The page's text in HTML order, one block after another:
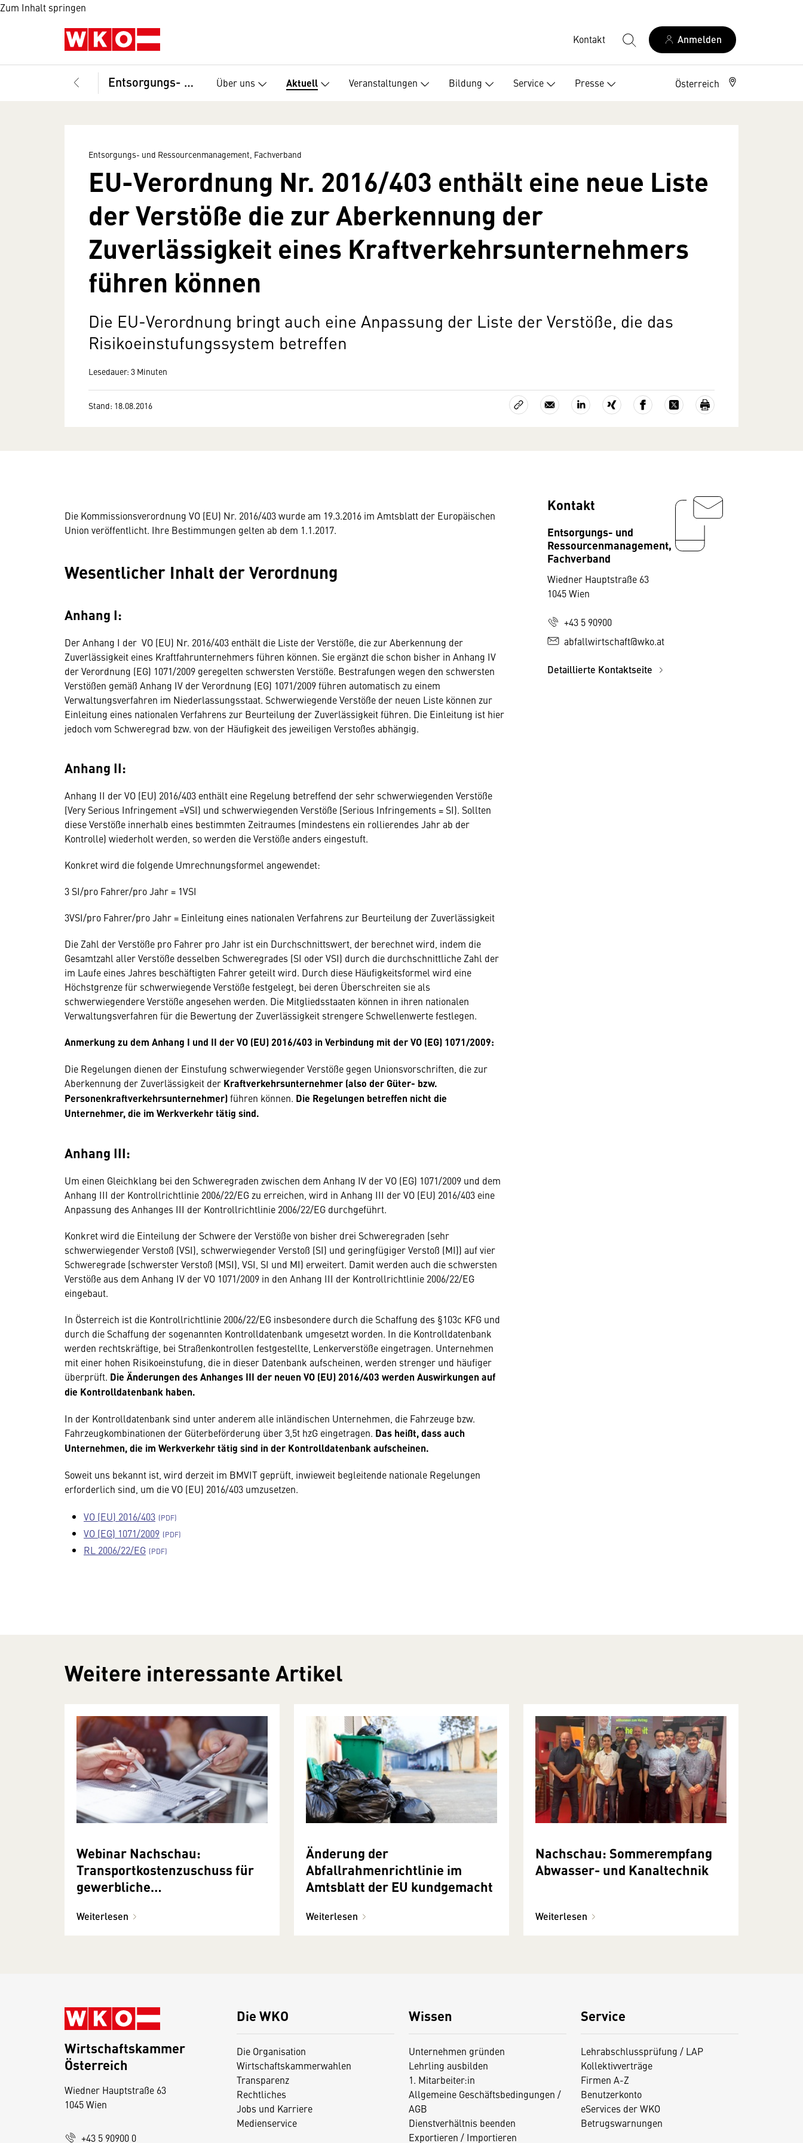
Zum Inhalt springen
Kontakt Anmelden
Entsorgungs- und Ressourcenmanagement, Fachverband Über uns Aktuell Veranstaltungen Bildung Service Presse Österreich
Entsorgungs- und Ressourcenmanagement, Fachverband
EU-Verordnung Nr. 2016/403 enthält eine neue Liste
der Verstöße die zur Aberkennung der
Zuverlässigkeit eines Kraftverkehrsunternehmers
führen können
Die EU-Verordnung bringt auch eine Anpassung der Liste der Verstöße, die das
Risikoeinstufungssystem betreffen
Lesedauer: 3 Minuten
Stand: 18.08.2016
Die Kommissionsverordnung VO (EU) Nr. 2016/403 wurde am 19.3.2016 im Amtsblatt der Europäischen
Union veröffentlicht. Ihre Bestimmungen gelten ab dem 1.1.2017.
Wesentlicher Inhalt der Verordnung
Anhang I:
Der Anhang I der VO (EU) Nr. 2016/403 enthält die Liste der Verstöße, die zur Aberkennung der
Zuverlässigkeit eines Kraftfahrunternehmers führen können. Sie ergänzt die schon bisher in Anhang IV
der Verordnung (EG) 1071/2009 geregelten schwersten Verstöße. Bestrafungen wegen den schwersten
Verstößen gemäß Anhang IV der Verordnung (EG) 1071/2009 führen automatisch zu einem
Verwaltungsverfahren im Niederlassungsstaat. Schwerwiegende Verstöße der neuen Liste können zur
Einleitung eines nationalen Verfahrens zur Beurteilung der Zuverlässigkeit führen. Die Einleitung ist hier
jedoch vom Schweregrad bzw. von der Häufigkeit des jeweiligen Verstoßes abhängig.
Anhang II:
Anhang II der VO (EU) 2016/403 enthält eine Regelung betreffend der sehr schwerwiegenden Verstöße
(Very Serious Infringement =VSI) und schwerwiegenden Verstöße (Serious Infringements = SI). Sollten
diese Verstöße innerhalb eines bestimmten Zeitraumes (mindestens ein rollierendes Jahr ab der
Kontrolle) wiederholt werden, so werden die Verstöße anders eingestuft.
Konkret wird die folgende Umrechnungsformel angewendet:
3 SI/pro Fahrer/pro Jahr = 1VSI
3VSI/pro Fahrer/pro Jahr = Einleitung eines nationalen Verfahrens zur Beurteilung der Zuverlässigkeit
Die Zahl der Verstöße pro Fahrer pro Jahr ist ein Durchschnittswert, der berechnet wird, indem die
Gesamtzahl aller Verstöße desselben Schweregrades (SI oder VSI) durch die durchschnittliche Zahl der
im Laufe eines Jahres beschäftigten Fahrer geteilt wird. Durch diese Häufigkeitsformel wird eine
Höchstgrenze für schwerwiegende Verstöße festgelegt, bei deren Überschreiten sie als
schwerwiegendere Verstöße angesehen werden. Die Mitgliedsstaaten können in ihren nationalen
Verwaltungsverfahren für die Bewertung der Zuverlässigkeit strengere Schwellenwerte festlegen.
Anmerkung zu dem Anhang I und II der VO (EU) 2016/403 in Verbindung mit der VO (EG) 1071/2009:
Die Regelungen dienen der Einstufung schwerwiegender Verstöße gegen Unionsvorschriften, die zur
Aberkennung der Zuverlässigkeit der Kraftverkehrsunternehmer (also der Güter- bzw.
Personenkraftverkehrsunternehmer)führen können. Die Regelungen betreffen nicht die
Unternehmer, die im Werkverkehr tätig sind.
Anhang III:
Um einen Gleichklang bei den Schweregraden zwischen dem Anhang IV der VO (EG) 1071/2009 und dem
Anhang III der Kontrollrichtlinie 2006/22/EG zu erreichen, wird in Anhang III der VO (EU) 2016/403 eine
Anpassung des Anhanges III der Kontrollrichtlinie 2006/22/EG durchgeführt.
Konkret wird die Einteilung der Schwere der Verstöße von bisher drei Schweregraden (sehr
schwerwiegender Verstoß (VSI), schwerwiegender Verstoß (SI) und geringfügiger Verstoß (MI)) auf vier
Schweregrade (schwerster Verstoß (MSI), VSI, SI und MI) erweitert. Damit werden auch die schwersten
Verstöße aus dem Anhang IV der VO 1071/2009 in den Anhang III der Kontrollrichtlinie 2006/22/EG
eingebaut.
In Österreich ist die Kontrollrichtlinie 2006/22/EG insbesondere durch die Schaffung des §103c KFG und
durch die Schaffung der sogenannten Kontrolldatenbank umgesetzt worden. In die Kontrolldatenbank
werden rechtskräftige, bei Straßenkontrollen festgestellte, Lenkerverstöße eingetragen. Unternehmen
mit einer hohen Risikoeinstufung, die in dieser Datenbank aufscheinen, werden strenger und häufiger
überprüft. Die Änderungen des Anhanges III der neuen VO (EU) 2016/403 werden Auswirkungen auf
die Kontrolldatenbank haben.
In der Kontrolldatenbank sind unter anderem alle inländischen Unternehmen, die Fahrzeuge bzw.
Fahrzeugkombinationen der Güterbeförderung über 3,5t hzG eingetragen. Das heißt, dass auch
Unternehmen, die im Werkverkehr tätig sind in der Kontrolldatenbank aufscheinen.
Soweit uns bekannt ist, wird derzeit im BMVIT geprüft, inwieweit begleitende nationale Regelungen
erforderlich sind, um die VO (EU) 2016/403 umzusetzen.
VO (EU) 2016/403
VO (EG) 1071/2009
RL 2006/22/EG
Kontakt
Entsorgungs- und
Ressourcenmanagement,
Fachverband
Wiedner Hauptstraße 63
1045 Wien
+43 5 90900
abfallwirtschaft@wko.at
Detaillierte Kontaktseite
Weitere interessante Artikel
Webinar Nachschau:
Transportkostenzuschuss für
gewerbliche
Weiterlesen
Änderung der
Abfallrahmenrichtlinie im
Amtsblatt der EU kundgemacht
Weiterlesen
Nachschau: Sommerempfang
Abwasser- und Kanaltechnik
Weiterlesen
Die WKO
Die Organisation
Wirtschaftskammerwahlen
Transparenz
Rechtliches
Jobs und Karriere
Medienservice
Wissen
Unternehmen gründen
Lehrling ausbilden
1. Mitarbeiter:in
Allgemeine Geschäftsbedingungen /
AGB
Dienstverhältnis beenden
Exportieren / Importieren
Service
Lehrabschlussprüfung / LAP
Kollektivverträge
Firmen A-Z
Benutzerkonto
eServices der WKO
Betrugswarnungen
Wirtschaftskammer
Österreich
Wiedner Hauptstraße 63
1045 Wien
+43 5 90900 0